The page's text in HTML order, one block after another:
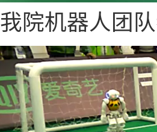
我院机器人团